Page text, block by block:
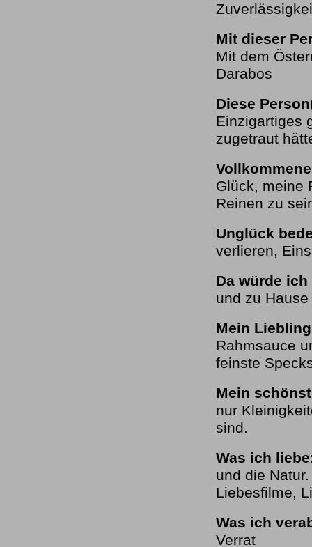
Mit dieser
Mit dem
Darabos
Diese
Einzigartiges
zugetraut
Glück, meine
Reinen zu
Unglück
verlieren,
Da würde
und zu
Mein
Rahmsauce
feinste
Mein
nur
sind.
Was ich
und die
Liebesfilme,
Was ich
Verrat